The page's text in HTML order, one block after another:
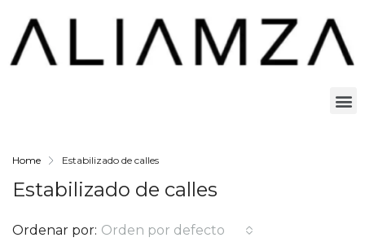
Home Estabilizado de calles
Estabilizado de calles
Ordenar por: Orden por defecto